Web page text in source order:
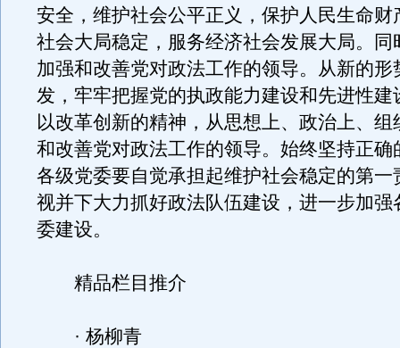
安全，维护社会公平正义，保护人民生命财
社会大局稳定，服务经济社会发展大局。同
加强和改善党对政法工作的领导。从新的形
发，牢牢把握党的执政能力建设和先进性建
以改革创新的精神，从思想上、政治上、组
和改善党对政法工作的领导。始终坚持正确
各级党委要自觉承担起维护社会稳定的第一
视并下大力抓好政法队伍建设，进一步加强
委建设。
精品栏目推介
· 杨柳青